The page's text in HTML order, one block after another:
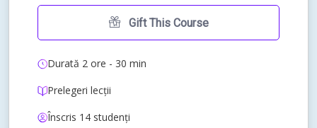
Gift This Course
Durată 2 ore - 30 min
Prelegeri lecții
Înscris 14 studenți